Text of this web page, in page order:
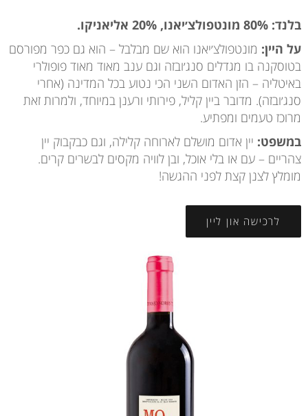
בלנד: 80% מונטפולצ׳יאנו, 20% אליאניקו.
על היין: מונטפולצ׳יאנו הוא שם מבלבל – הוא גם כפר מפורסם
בטוסקנה בו מגדלים סנג׳ובזה וגם ענב מאוד מאוד פופולרי
באיטליה – הזן האדום השני הכי נטוע בכל המדינה (אחרי
סנג׳ובזה). מדובר ביין קליל, פירותי ורענן במיוחד, ולמרות זאת
מרוכז טעמים ומפתיע.
במשפט: יין אדום מושלם לארוחה קלילה, וגם כבקבוק יין
צהריים – עם או בלי אוכל, ובן לוויה מקסים לבשרים קרים.
מומלץ לצנן קצת לפני ההגשה!
לרכישה און ליין